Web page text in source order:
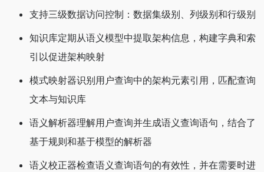
支持三级数据访问控制：数据集级别、列级别和行级别
知识库定期从语义模型中提取架构信息，构建字典和索
引以促进架构映射
模式映射器识别用户查询中的架构元素引用，匹配查询
文本与知识库
语义解析器理解用户查询并生成语义查询语句，结合了
基于规则和基于模型的解析器
语义校正器检查语义查询语句的有效性，并在需要时进